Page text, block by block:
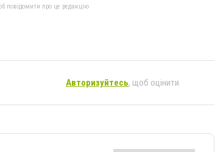
повідомити про це редакцію
Авторизуйтесь, щоб оцінити